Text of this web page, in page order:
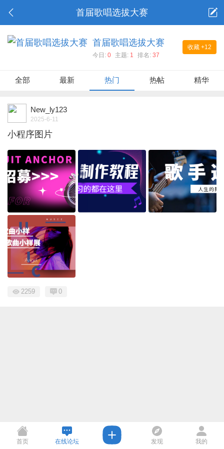
首届歌唱选拔大赛
收藏 +12
首届歌唱选拔大赛
今日: 0 主题: 1 排名: 37
全部 最新 热门 热帖 精华
New_ly123
2025-6-11
小程序图片
2259 0
首页 在线论坛 发现 我的